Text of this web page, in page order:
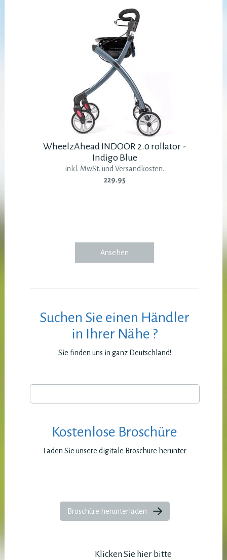
WheelzAhead INDOOR 2.0 rollator -
Indigo Blue
inkl. MwSt. und Versandkosten.
229.95
Ansehen
Suchen Sie einen Händler
in Ihrer Nähe ?
Sie finden uns in ganz Deutschland!
Kostenlose Broschüre
Laden Sie unsere digitale Broschüre herunter
Broschüre herunterladen
Klicken Sie hier bitte